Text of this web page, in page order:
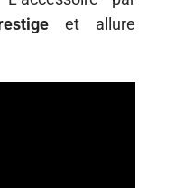
et allure